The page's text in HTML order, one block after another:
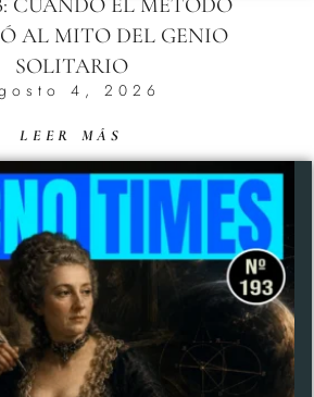
CUANDO EL MÉTODO
AL MITO DEL GENIO
SOLITARIO
4, 2026
LEER MÁS